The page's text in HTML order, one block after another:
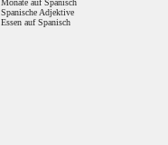
Monate auf Spanisch
Spanische Adjektive
Essen auf Spanisch